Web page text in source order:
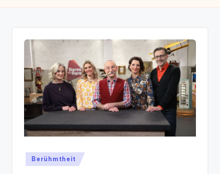
Posted
in
Berühmtheit